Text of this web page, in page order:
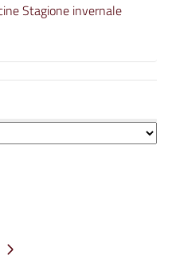
Stagione invernale
successiva